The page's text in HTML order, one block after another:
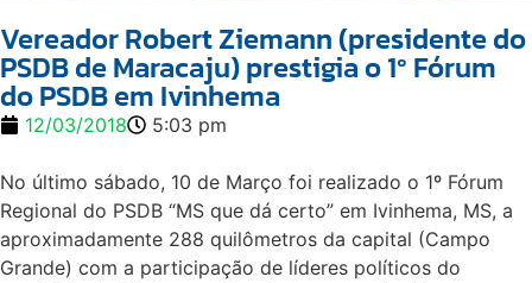
Vereador Robert Ziemann (presidente do
PSDB de Maracaju) prestigia o 1º Fórum
do PSDB em Ivinhema
12/03/2018 5:03 pm
No último sábado, 10 de Março foi realizado o 1º Fórum
Regional do PSDB “MS que dá certo” em Ivinhema, MS, a
aproximadamente 288 quilômetros da capital (Campo
Grande) com a participação de líderes políticos do